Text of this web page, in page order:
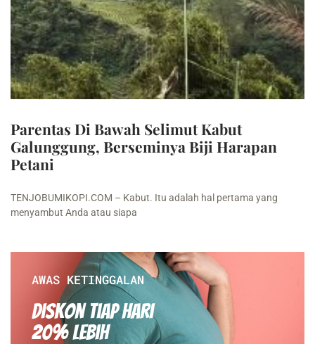
Parentas Di Bawah Selimut Kabut
Galunggung, Berseminya Biji Harapan
Petani
TENJOBUMIKOPI.COM – Kabut. Itu adalah hal pertama yang
menyambut Anda atau siapa
AWAS KETINGGALAN
Diskon Tiap hari
20% Lebih